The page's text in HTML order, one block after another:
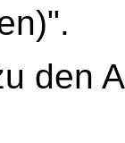
den